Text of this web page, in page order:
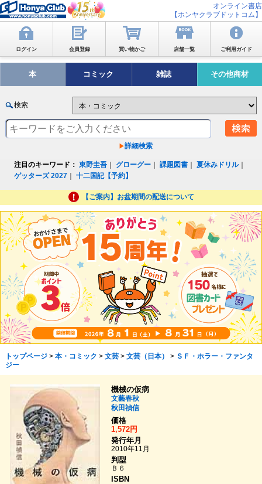
オンライン書店
【ホンヤクラブドットコム】
ログイン 会員登録 買い物かご 店舗一覧 ご利用ガイド
本 コミック 雑誌 その他商材
検索
詳細検索
注目のキーワード： 東野圭吾 グローグー ｜課題図書 ｜夏休みドリル｜
ゲッターズ 2027 ｜十二国記【予約】
【ご案内】お盆期間の配送について
トップページ> 本・コミック > 文芸> 文芸（日本） > ＳＦ・ホラー・ファンタ
ジー
機械の仮病
文藝春秋
秋田禎信
価格
1,572円
発行年月
2010年11月
判型
Ｂ６
ISBN